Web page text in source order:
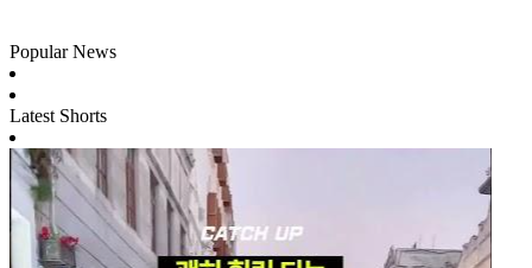
Popular News
Latest Shorts